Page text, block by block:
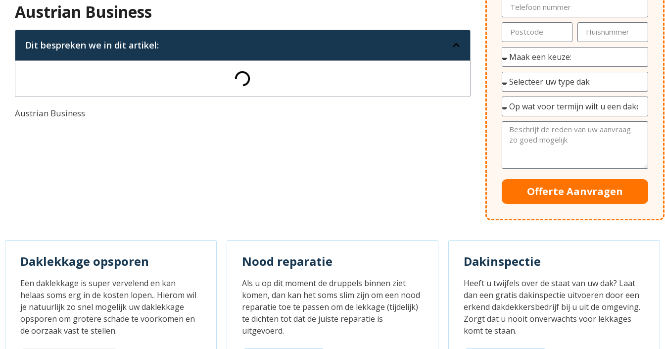
Austrian Business
Dit bespreken we in dit artikel:
Austrian Business
Offerte Aanvragen
Daklekkage opsporen
Een daklekkage is super vervelend en kan
helaas soms erg in de kosten lopen.. Hierom wil
je natuurlijk zo snel mogelijk uw daklekkage
opsporen om grotere schade te voorkomen en
de oorzaak vast te stellen.
Nood reparatie
Als u op dit moment de druppels binnen ziet
komen, dan kan het soms slim zijn om een nood
reparatie toe te passen om de lekkage (tijdelijk)
te dichten tot dat de juiste reparatie is
uitgevoerd.
Dakinspectie
Heeft u twijfels over de staat van uw dak? Laat
dan een gratis dakinspectie uitvoeren door een
erkend dakdekkersbedrijf bij u uit de omgeving.
Zorgt dat u nooit onverwachts voor lekkages
komt te staan.